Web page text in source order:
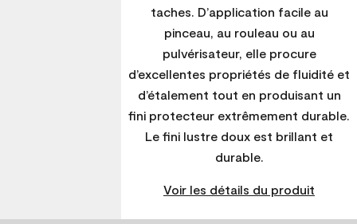
taches. D’application facile au
pinceau, au rouleau ou au
pulvérisateur, elle procure
d’excellentes propriétés de fluidité et
d’étalement tout en produisant un
fini protecteur extrêmement durable.
Le fini lustre doux est brillant et
durable.
Voir les détails du produit